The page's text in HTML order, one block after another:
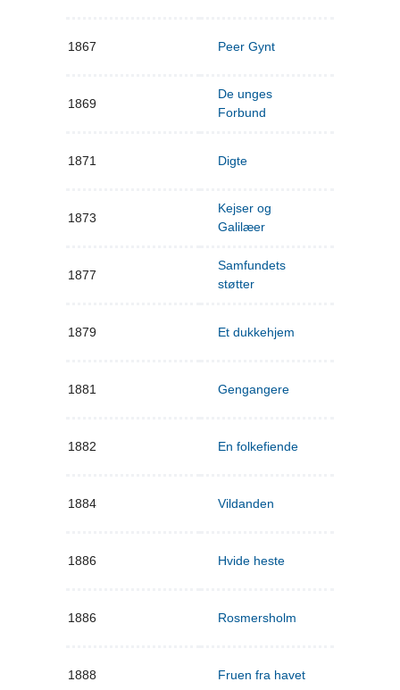
1867 Peer Gynt
1869
De unges
Forbund
1871 Digte
1873
Kejser og
Galilæer
1877
Samfundets
støtter
1879 Et dukkehjem
1881 Gengangere
1882 En folkefiende
1884 Vildanden
1886 Hvide heste
1886 Rosmersholm
1888 Fruen fra havet